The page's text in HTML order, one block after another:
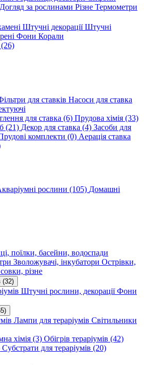
Догляд за рослинами Різне Термометри
Штучні декораціїШтучні
Фони Корали
(26)
для ставків Насоси для ставка
для ставка (6) Прудова хімія (33)
(21) Декор для ставка (4) Засоби для
комплекти (0) Аерація ставка
рослини (105) Домашні
поїлки, басейни, водоспади
Зволожувачі, інкубатори Острівки,
різне
(32)
Штучні рослини, декораціїФони
Лампи для тераріумів Світильники
хімія (3) Обігрів тераріумів (42)
Субстрати для тераріумів (20)